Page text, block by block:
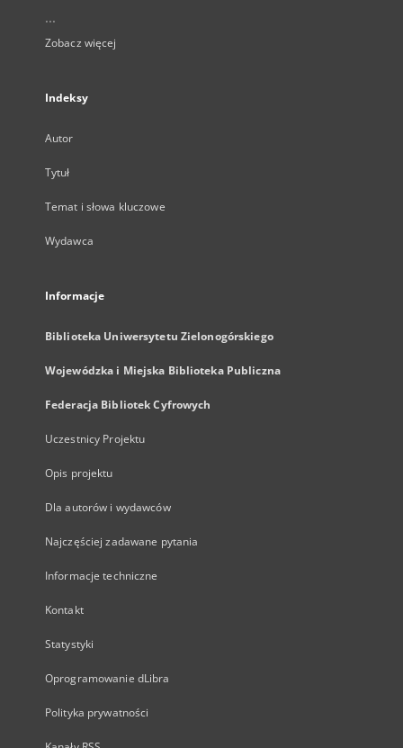
...
Zobacz więcej
Indeksy
Autor
Tytuł
Temat i słowa kluczowe
Wydawca
Informacje
Biblioteka Uniwersytetu Zielonogórskiego
Wojewódzka i Miejska Biblioteka Publiczna
Federacja Bibliotek Cyfrowych
Uczestnicy Projektu
Opis projektu
Dla autorów i wydawców
Najczęściej zadawane pytania
Informacje techniczne
Kontakt
Statystyki
Oprogramowanie dLibra
Polityka prywatności